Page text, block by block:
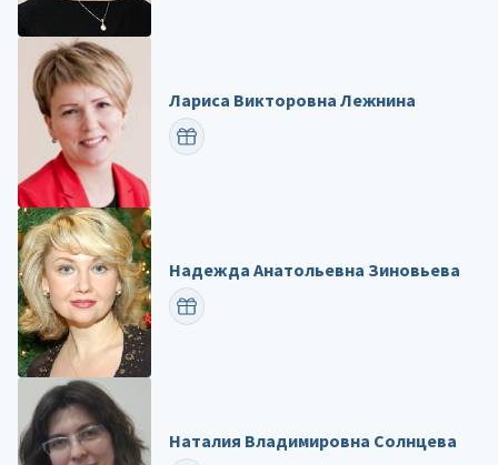
Лариса Викторовна Лежнина
ПОЗДРАВИТЬ
Надежда Анатольевна Зиновьева
ПОЗДРАВИТЬ
Наталия Владимировна Солнцева